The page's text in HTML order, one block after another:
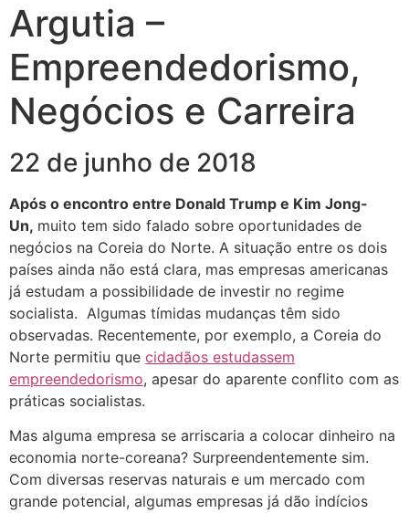
Argutia –
Empreendedorismo,
Negócios e Carreira
22 de junho de 2018
Após o encontro entre Donald Trump e Kim Jong-
Un, muito tem sido falado sobre oportunidades de
negócios na Coreia do Norte. A situação entre os dois
países ainda não está clara, mas empresas americanas
já estudam a possibilidade de investir no regime
socialista. Algumas tímidas mudanças têm sido
observadas. Recentemente, por exemplo, a Coreia do
Norte permitiu que cidadãos estudassem
empreendedorismo, apesar do aparente conflito com as
práticas socialistas.
Mas alguma empresa se arriscaria a colocar dinheiro na
economia norte-coreana? Surpreendentemente sim.
Com diversas reservas naturais e um mercado com
grande potencial, algumas empresas já dão indícios